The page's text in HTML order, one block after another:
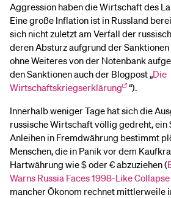
Aggression haben die Wirtschaft des
Eine große Inflation ist in Russland
sich nicht zuletzt am Verfall der
deren Absturz aufgrund der
ohne Weiteres von der Notenbank
den Sanktionen auch der Blogpost „Die
Wirtschaftskriegserklärung “).
Innerhalb weniger Tage hat sich die
russische Wirtschaft völlig gedreht,
Anleihen in Fremdwährung bestimmt
Menschen, die in Panik vor dem
Hartwährung wie $ oder € abzuziehen (
Warns Russia Faces 1998-Like
mancher Ökonom rechnet mittlerweile